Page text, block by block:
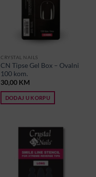
CRYSTAL NAILS
CN Tipse Gel Box – Ovalni
100 kom.
30,00 KM
DODAJ U KORPU